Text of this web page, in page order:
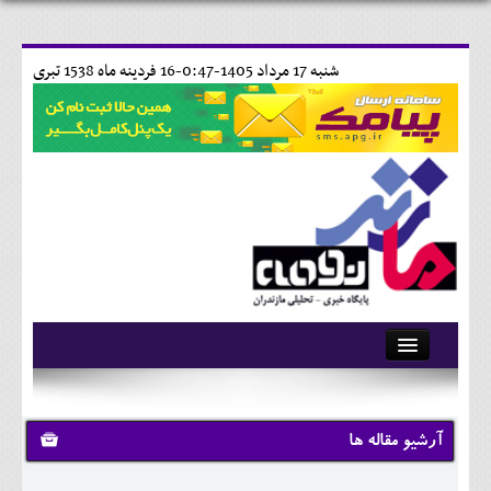
16 فردينه ماه 1538 تبری شنبه 17 مرداد 1405-0:47-
آرشیو
تماس با ما
وبلاگ
آرشیو مقاله ها